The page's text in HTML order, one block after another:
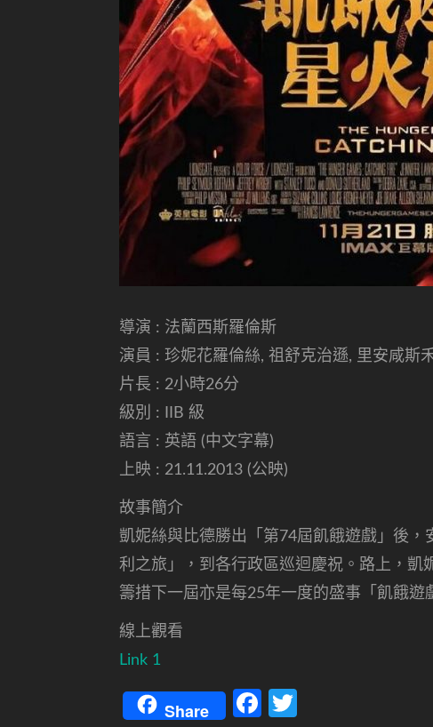
導演 : 法蘭西斯羅倫斯
演員 : 珍妮花羅倫絲, 祖舒克治遜, 里安咸斯
片長 : 2小時26分
級別 : IIB 級
語言 : 英語 (中文字幕)
上映 : 21.11.2013 (公映)
故事簡介
凱妮絲與比德勝出「第74屆飢餓遊戲」後
利之旅」，到各行政區巡迴慶祝。路上，
籌措下一屆亦是每25年一度的盛事「飢餓遊
線上觀看
Link 1
Share Facebook